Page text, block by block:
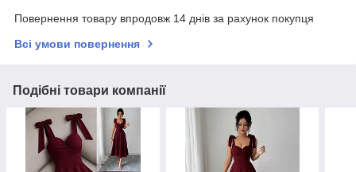
Повернення товару впродовж 14 днів за рахунок покупця
Всі умови повернення
Подібні товари компанії